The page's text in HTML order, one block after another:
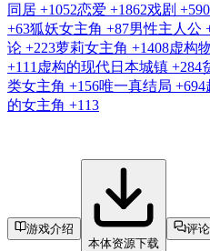
同居 +1052恋爱 +1862戏剧 +590
+63狐妖女主角 +87男性主人公
论 +223萝莉女主角 +1408虚构
+111 虚构的现代日本城镇 +284
类女主角 +156唯一真结局 +694
的女主角 +113
游戏介绍
本体资源下载
评